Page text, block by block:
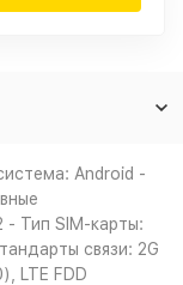
Android -
- Тип SIM-карты:
связи: 2G
LTE FDD